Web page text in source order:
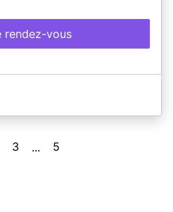
rendez-vous
3 ... 5